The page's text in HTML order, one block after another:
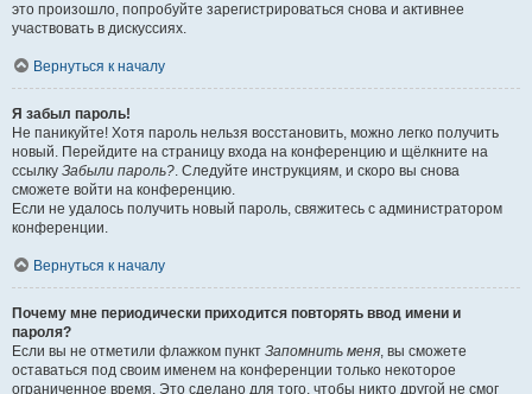
это произошло, попробуйте зарегистрироваться снова и активнее
участвовать в дискуссиях.
Вернуться к началу
Я забыл пароль!
Не паникуйте! Хотя пароль нельзя восстановить, можно легко получить
новый. Перейдите на страницу входа на конференцию и щёлкните на
ссылку Забыли пароль?. Следуйте инструкциям, и скоро вы снова
сможете войти на конференцию.
Если не удалось получить новый пароль, свяжитесь с администратором
конференции.
Вернуться к началу
Почему мне периодически приходится повторять ввод имени и
пароля?
Если вы не отметили флажком пункт Запомнить меня, вы сможете
оставаться под своим именем на конференции только некоторое
ограниченное время. Это сделано для того, чтобы никто другой не смог